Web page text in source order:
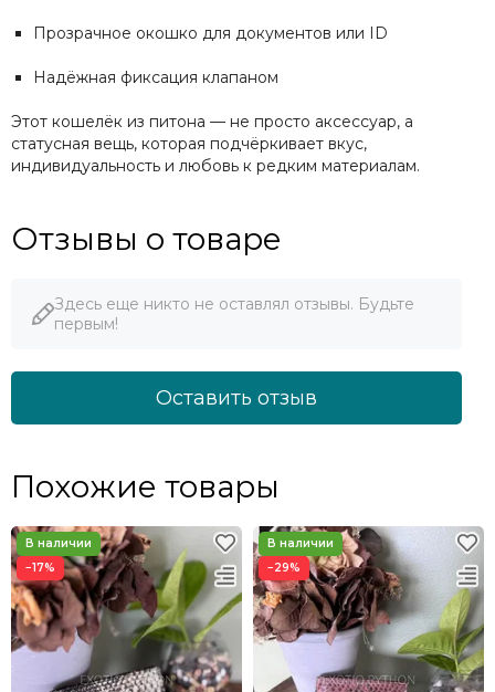
Прозрачное окошко для документов или ID
Надёжная фиксация клапаном
Этот кошелёк из питона — не просто аксессуар, а
статусная вещь, которая подчёркивает вкус,
индивидуальность и любовь к редким материалам.
Отзывы о товаре
Здесь еще никто не оставлял отзывы. Будьте
первым!
Оставить отзыв
Похожие товары
−17% −29%